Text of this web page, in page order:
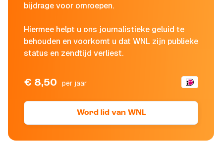
bijdrage voor omroepen.
Hiermee helpt u ons journalistieke geluid te
behouden en voorkomt u dat WNL zijn publieke
status en zendtijd verliest.
€ 8,50 per jaar
Word lid van WNL